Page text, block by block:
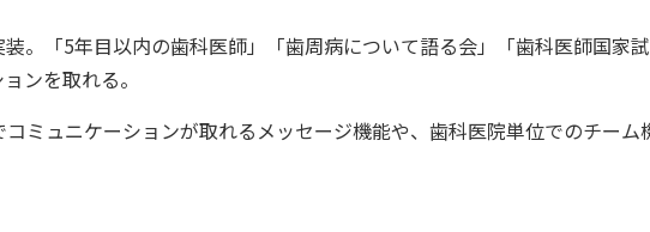
。「5年目以内の歯科医師」「歯周病について語る会」「歯科医師国家試
ンを取れる。
ミュニケーションが取れるメッセージ機能や、歯科医院単位でのチーム